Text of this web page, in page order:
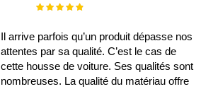
Évaluation :
Il arrive parfois qu’un produit dépasse nos
attentes par sa qualité. C’est le cas de
cette housse de voiture. Ses qualités sont
nombreuses. La qualité du matériau offre